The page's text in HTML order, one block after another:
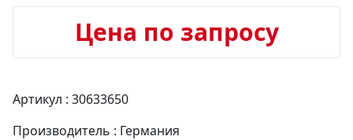
Цена по запросу
Артикул : 30633650
Производитель : Германия